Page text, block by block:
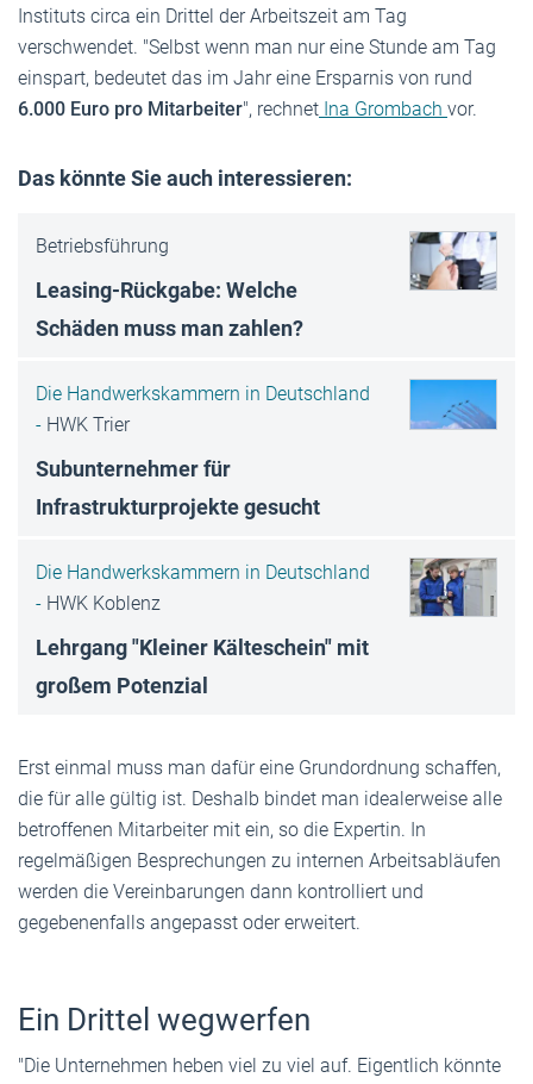
Instituts circa ein Drittel der Arbeitszeit­ am Tag
verschwendet. "Selbst wenn man nur eine Stunde am Tag
einspart, bedeutet das im Jahr eine Ersparnis von rund
6.000 Euro pro Mitarbeiter", rechnet Ina Grombach vor.
Das könnte Sie auch interessieren:
Betriebsführung
Leasing-Rückgabe: Welche
Schäden muss man zahlen?
Die Handwerkskammern in Deutschland
- HWK Trier
Subunternehmer für
Infrastrukturprojekte gesucht
Die Handwerkskammern in Deutschland
- HWK Koblenz
Lehrgang "Kleiner Kälteschein" mit
großem Potenzial
Erst einmal muss man dafür eine Grundordnung schaffen,
die für alle gültig ist. Deshalb bindet man idealerweise alle
betroffenen Mitarbeiter mit ein, so die Expertin. In
regelmäßigen Besprechungen zu internen Arbeitsabläufen
werden die Vereinbarungen dann kontrolliert und
gegebenenfalls angepasst oder erweitert.
Ein Drittel wegwerfen
"Die Unternehmen heben viel zu viel auf. Eigentlich könnte